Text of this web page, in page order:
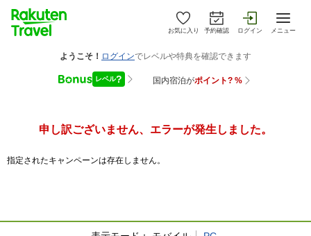
お気に入り 予約確認 ログイン メニュー
申し訳ございません、エラーが発生しました。
指定されたキャンペーンは存在しません。